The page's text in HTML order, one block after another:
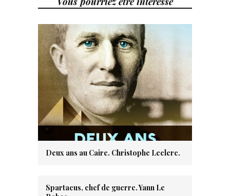
Deux ans au Caire. Christophe Leclerc.
Spartacus, chef de guerre. Yann Le